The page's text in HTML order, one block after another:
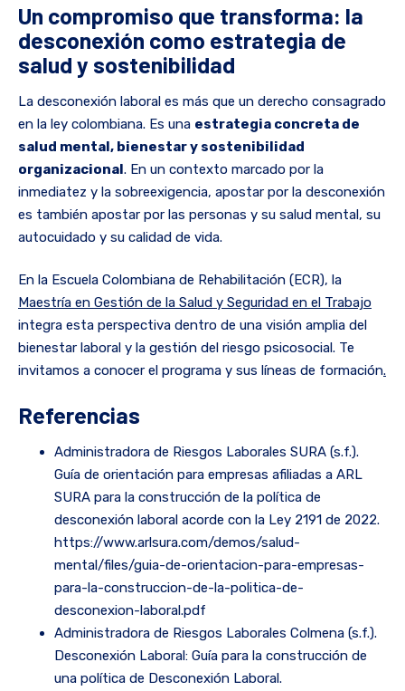
Un compromiso que transforma: la
desconexión como estrategia de
salud y sostenibilidad
La desconexión laboral es más que un derecho consagrado
en la ley colombiana. Es una estrategia concreta de
salud mental, bienestar y sostenibilidad
organizacional. En un contexto marcado por la
inmediatez y la sobreexigencia, apostar por la desconexión
es también apostar por las personas y su salud mental, su
autocuidado y su calidad de vida.
En la Escuela Colombiana de Rehabilitación (ECR), la
Maestría en Gestión de la Salud y Seguridad en el Trabajo
integra esta perspectiva dentro de una visión amplia del
bienestar laboral y la gestión del riesgo psicosocial. Te
invitamos a conocer el programa y sus líneas de formación.
Referencias
Administradora de Riesgos Laborales SURA (s.f.).
Guía de orientación para empresas afiliadas a ARL
SURA para la construcción de la política de
desconexión laboral acorde con la Ley 2191 de 2022.
https://www.arlsura.com/demos/salud-
mental/files/guia-de-orientacion-para-empresas-
para-la-construccion-de-la-politica-de-
desconexion-laboral.pdf
Administradora de Riesgos Laborales Colmena (s.f.).
Desconexión Laboral: Guía para la construcción de
una política de Desconexión Laboral.